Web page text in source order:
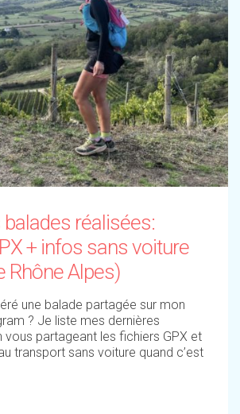
réalisées:
+ infos sans voiture
Rhône Alpes)
une balade partagée sur mon
? Je liste mes dernières
vous partageant les fichiers GPX et
transport sans voiture quand c’est